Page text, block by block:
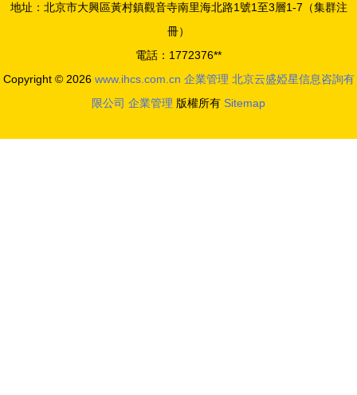
型路徑
變革
地址：北京市大興區黃村鎮觀音寺南里海北路1號1至3層1-7（集群注
冊）
電話：1772376**
Copyright © 2026 www.ihcs.com.cn 企業管理 北京云盛婭星信息咨詢有
限公司 企業管理 版權所有 Sitemap